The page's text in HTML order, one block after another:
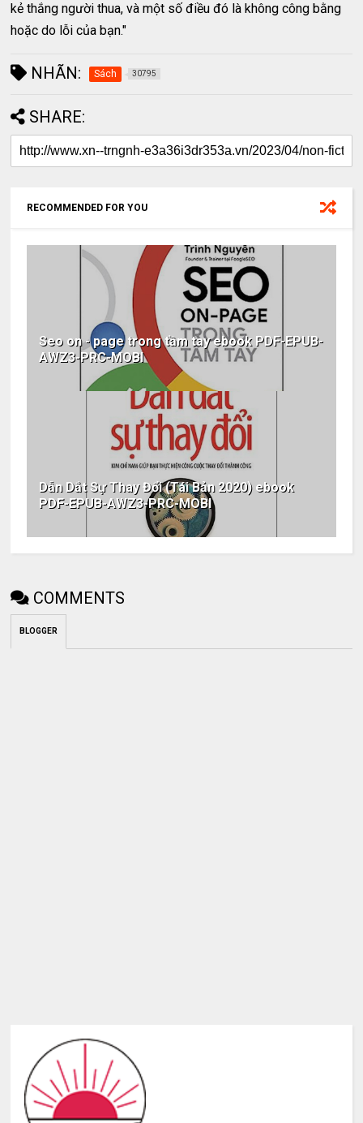
kẻ thắng người thua, và một số điều đó là không công bằng
hoặc do lỗi của bạn."
NHÃN: Sách 30795
SHARE:
RECOMMENDED FOR YOU
Seo on - page trong tầm tay ebook PDF-EPUB-
AWZ3-PRC-MOBI
Dẫn Dắt Sự Thay Đổi (Tái Bản 2020) ebook
PDF-EPUB-AWZ3-PRC-MOBI
COMMENTS
BLOGGER